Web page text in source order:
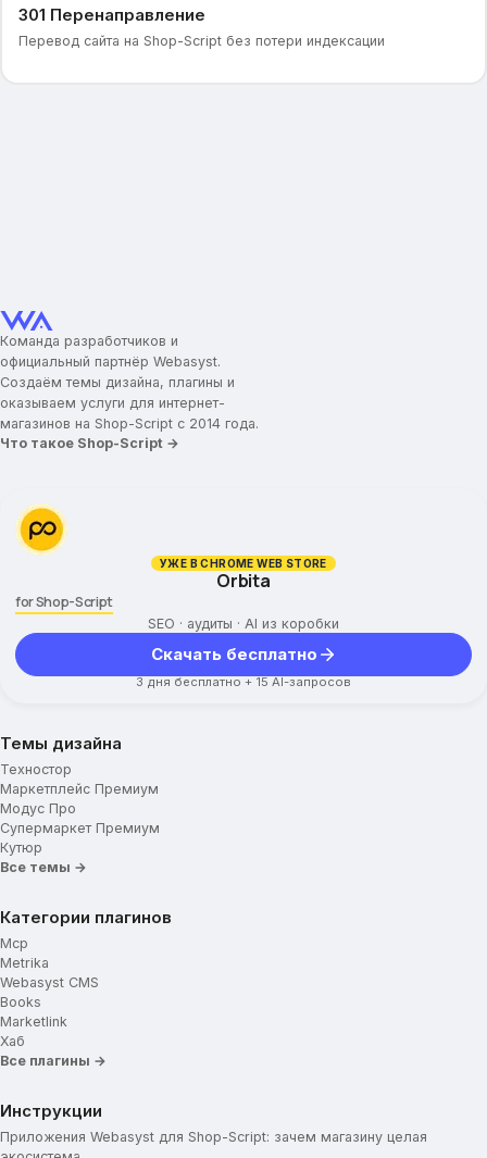
301 Перенаправление
Перевод сайта на Shop-Script без потери индексации
Команда разработчиков и
официальный партнёр Webasyst.
Создаём темы дизайна, плагины и
оказываем услуги для интернет-
магазинов на Shop-Script с 2014 года.
Что такое Shop-Script →
УЖЕ В CHROME WEB STORE
Orbita
for Shop-Script
SEO · аудиты · AI из коробки
Скачать бесплатно
3 дня бесплатно + 15 AI-запросов
Темы дизайна
Техностор
Маркетплейс Премиум
Модус Про
Супермаркет Премиум
Кутюр
Все темы →
Категории плагинов
Mcp
Metrika
Webasyst CMS
Books
Marketlink
Хаб
Все плагины →
Инструкции
Приложения Webasyst для Shop-Script: зачем магазину целая